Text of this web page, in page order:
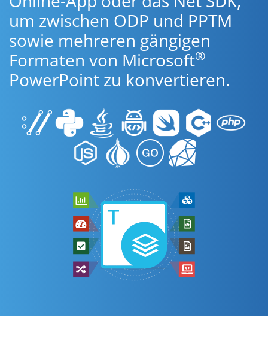
um zwischen ODP und PPTM
sowie mehreren gängigen
Formaten von Microsoft®
PowerPoint zu konvertieren.